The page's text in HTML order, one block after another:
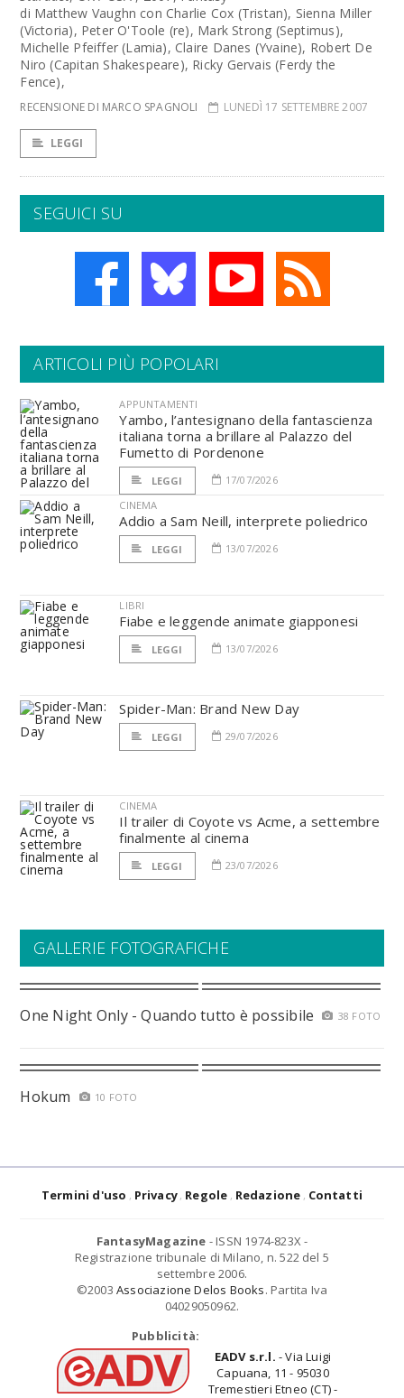
di Matthew Vaughn con Charlie Cox (Tristan), Sienna Miller
(Victoria), Peter O'Toole (re), Mark Strong (Septimus),
Michelle Pfeiffer (Lamia), Claire Danes (Yvaine), Robert De
Niro (Capitan Shakespeare), Ricky Gervais (Ferdy the
Fence),
RECENSIONE DI MARCO SPAGNOLI LUNEDÌ 17 SETTEMBRE 2007
LEGGI
SEGUICI SU
ARTICOLI PIÙ POPOLARI
APPUNTAMENTI
Yambo, l’antesignano della fantascienza
italiana torna a brillare al Palazzo del
Fumetto di Pordenone
LEGGI
17/07/2026
CINEMA
Addio a Sam Neill, interprete poliedrico
LEGGI 13/07/2026
LIBRI
Fiabe e leggende animate giapponesi
LEGGI 13/07/2026
Spider-Man: Brand New Day
LEGGI 29/07/2026
CINEMA
Il trailer di Coyote vs Acme, a settembre
finalmente al cinema
LEGGI 23/07/2026
GALLERIE FOTOGRAFICHE
One Night Only - Quando tutto è possibile 38 FOTO
Hokum 10 FOTO
Termini d'uso Privacy Regole Redazione Contatti
FantasyMagazine - ISSN 1974-823X -
Registrazione tribunale di Milano, n. 522 del 5
settembre 2006.
©2003 Associazione Delos Books. Partita Iva
04029050962.
Pubblicità:
EADV s.r.l. - Via Luigi
Capuana, 11 - 95030
Tremestieri Etneo (CT) -